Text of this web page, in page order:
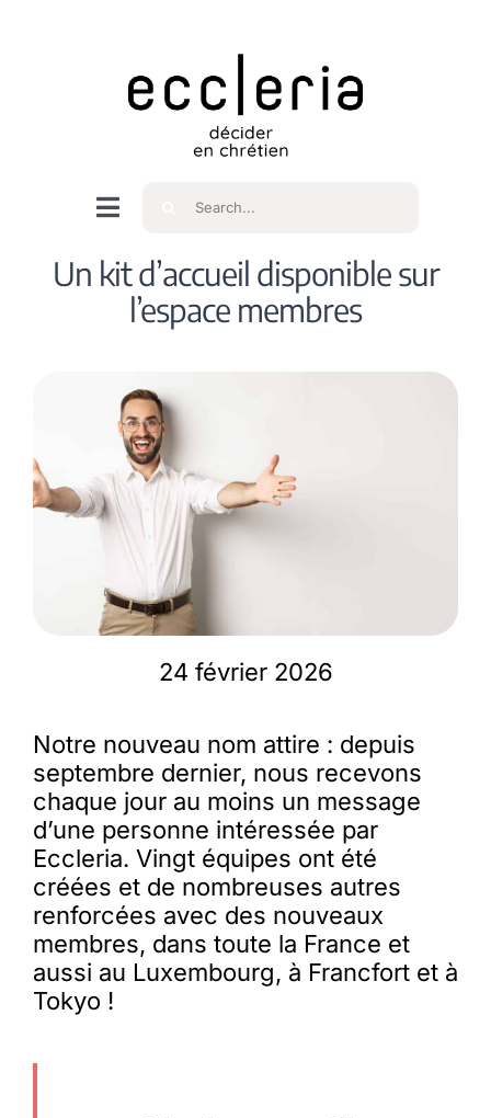
Navigation
à
bascule
Accueil
Intéressés
Spiritualité
L’actu
La revue Responsables
Rechercher
Un kit d’accueil disponible sur
l’espace membres
24 février 2026
Notre nouveau nom attire : depuis
septembre dernier, nous recevons
chaque jour au moins un message
d’une personne intéressée par
Eccleria. Vingt équipes ont été
créées et de nombreuses autres
renforcées avec des nouveaux
membres, dans toute la France et
aussi au Luxembourg, à Francfort et à
Tokyo !